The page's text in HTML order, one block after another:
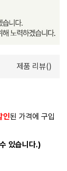
제품 리뷰()
인된 가격에 구입
있습니다.)